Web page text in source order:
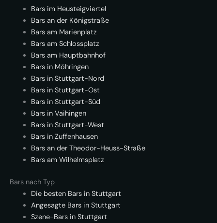
Bars im Heusteigviertel
Bars an der Königstraße
Bars am Marienplatz
Bars am Schlossplatz
Bars am Hauptbahnhof
Bars in Möhringen
Bars in Stuttgart-Nord
Bars in Stuttgart-Ost
Bars in Stuttgart-Süd
Bars in Vaihingen
Bars in Stuttgart-West
Bars in Zuffenhausen
Bars an der Theodor-Heuss-Straße
Bars am Wilhelmsplatz
Bars nach Typ
Die besten Bars in Stuttgart
Angesagte Bars in Stuttgart
Szene-Bars in Stuttgart